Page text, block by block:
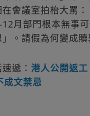
會議室拍枱大罵
月部門根本無事可
。請假為何變成贖
遞： 港人公開返工
成文禁忌